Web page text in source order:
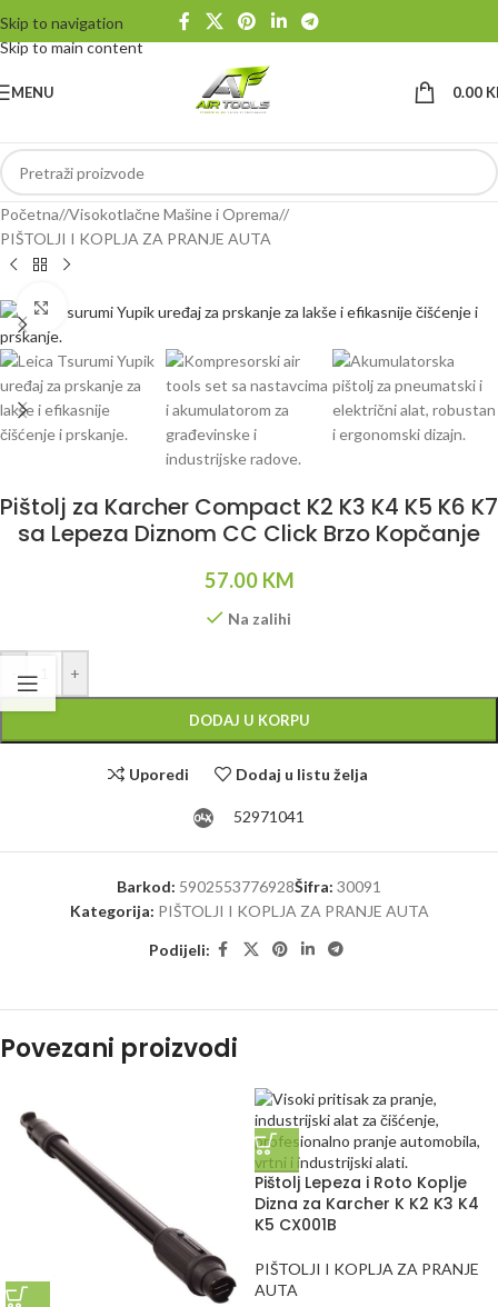
Skip to navigation
Skip to main content
MENU 0.00
Početna/ Visokotlačne Mašine i Oprema/
PIŠTOLJI I KOPLJA ZA PRANJE AUTA
Klikni da uvećaš
Pištolj za Karcher Compact K2 K3 K4 K5 K6 K7
sa Lepeza Diznom CC Click Brzo Kopčanje
57.00 KM
Na zalihi
+
DODAJ U KORPU
Uporedi Dodaj u listu želja
52971041
Barkod: 5902553776928Šifra: 30091
Kategorija: PIŠTOLJI I KOPLJA ZA PRANJE AUTA
Podijeli:
Povezani proizvodi
Pištolj Lepeza i Roto Koplje
Dizna za Karcher K K2 K3 K4
K5 CX001B
PIŠTOLJI I KOPLJA ZA PRANJE
AUTA